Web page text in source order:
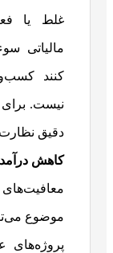
غلط یا
مالیاتی
کنند
نیست. برای
دقیق
کاهش
معافیت‌های
موضوع
پروژه‌های